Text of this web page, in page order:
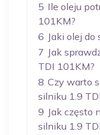
5 Ile oleju
101KM?
6 Jaki olej
7 Jak
TDI 101KM?
8 Czy warto
silniku 1.9
9 Jak często
silniku 1.9